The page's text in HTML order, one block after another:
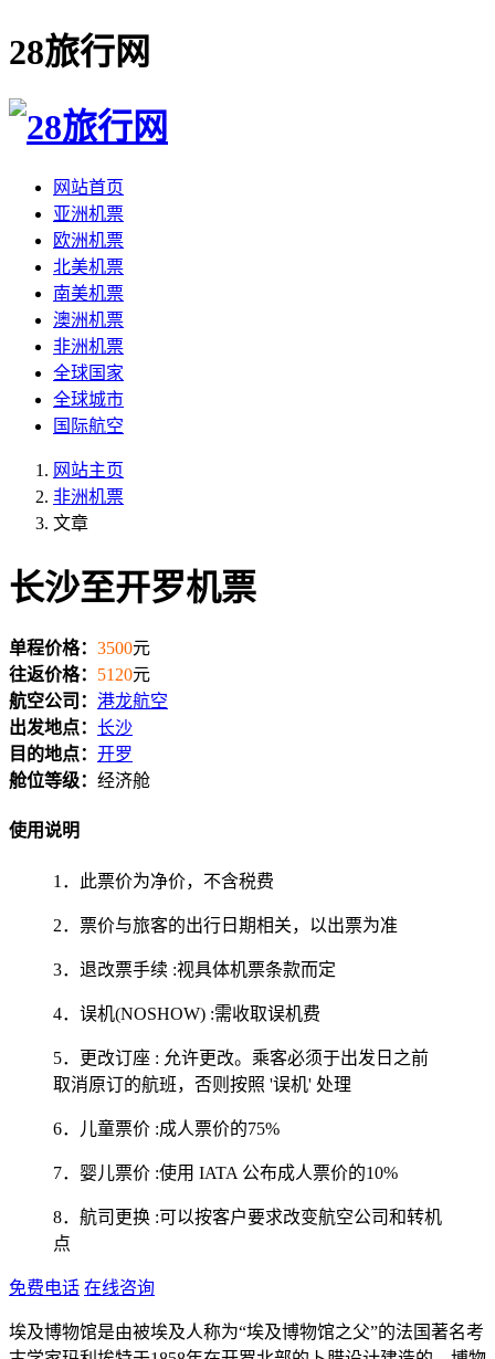
28旅行网
网站首页
亚洲机票
欧洲机票
北美机票
南美机票
澳洲机票
非洲机票
全球国家
全球城市
国际航空
网站主页
非洲机票
文章
长沙至开罗机票
单程价格： 3500元
往返价格： 5120元
航空公司： 港龙航空
出发地点： 长沙
目的地点： 开罗
舱位等级： 经济舱
使用说明
1．此票价为净价，不含税费
2．票价与旅客的出行日期相关，以出票为准
3．退改票手续 :视具体机票条款而定
4．误机(NOSHOW) :需收取误机费
5．更改订座 : 允许更改。乘客必须于出发日之前
取消原订的航班，否则按照 '误机' 处理
6．儿童票价 :成人票价的75%
7．婴儿票价 :使用 IATA 公布成人票价的10%
8．航司更换 :可以按客户要求改变航空公司和转机
点
免费电话 在线咨询
埃及博物馆是由被埃及人称为“埃及博物馆之父”的法国著名考